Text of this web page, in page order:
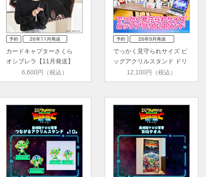
カードキャプターさくら
オシブレラ【11月発送】
6,600円（税込）
でっかく見守られサイズ ビ
ッグアクリルスタンド ドリ
12,100円（税込）